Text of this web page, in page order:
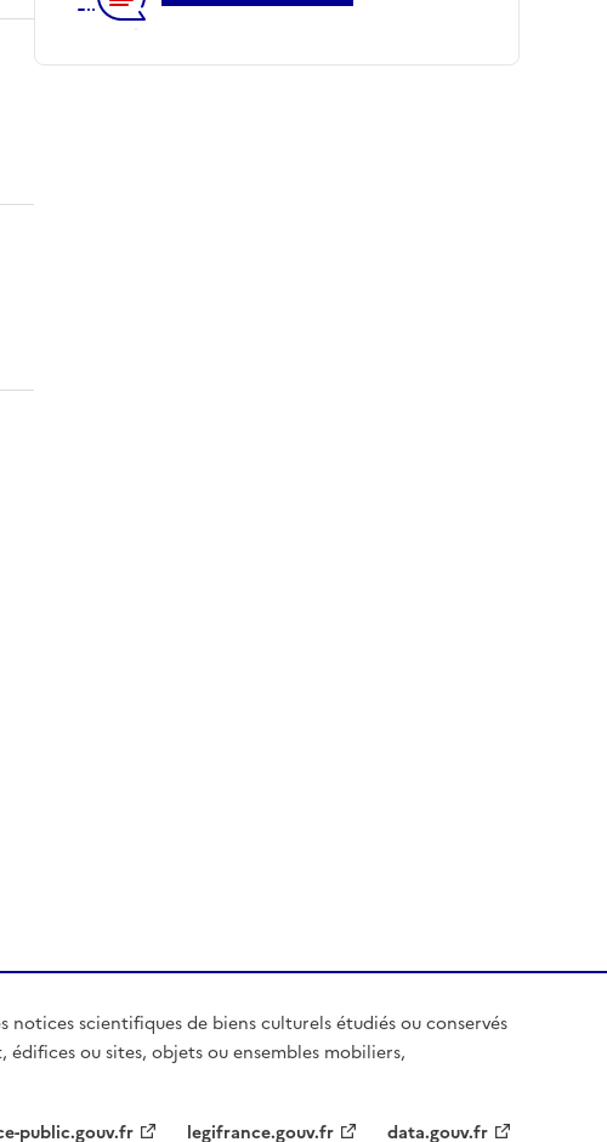
notices scientifiques de biens culturels étudiés ou conservés
ou sites, objets ou ensembles mobiliers,
public.gouv.fr legifrance.gouv.fr data.gouv.fr